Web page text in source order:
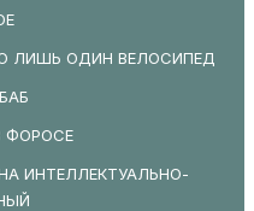
ЛИШЬ ОДИН ВЕЛОСИПЕД
ФОРОСЕ
ИНТЕЛЛЕКТУАЛЬНО-